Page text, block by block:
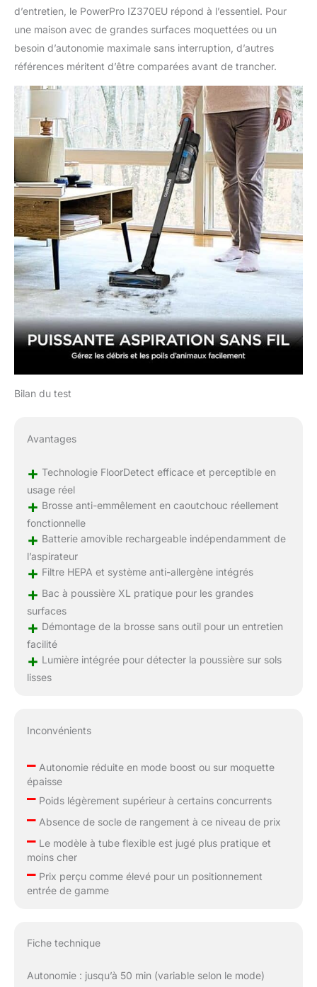
d’entretien, le PowerPro IZ370EU répond à l’essentiel. Pour
une maison avec de grandes surfaces moquettées ou un
besoin d’autonomie maximale sans interruption, d’autres
références méritent d’être comparées avant de trancher.
Bilan du test
Avantages
+ Technologie FloorDetect efficace et perceptible en
usage réel
+ Brosse anti-emmêlement en caoutchouc réellement
fonctionnelle
+ Batterie amovible rechargeable indépendamment de
l’aspirateur
+ Filtre HEPA et système anti-allergène intégrés
+ Bac à poussière XL pratique pour les grandes
surfaces
+ Démontage de la brosse sans outil pour un entretien
facilité
+ Lumière intégrée pour détecter la poussière sur sols
lisses
Inconvénients
–Autonomie réduite en mode boost ou sur moquette
épaisse
–Poids légèrement supérieur à certains concurrents
–Absence de socle de rangement à ce niveau de prix
–Le modèle à tube flexible est jugé plus pratique et
moins cher
–Prix perçu comme élevé pour un positionnement
entrée de gamme
Fiche technique
Autonomie : jusqu’à 50 min (variable selon le mode)